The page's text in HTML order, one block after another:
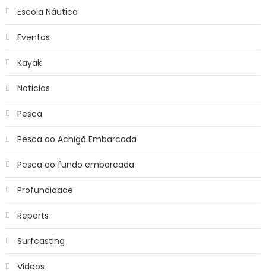
Escola Náutica
Eventos
Kayak
Noticias
Pesca
Pesca ao Achigã Embarcada
Pesca ao fundo embarcada
Profundidade
Reports
Surfcasting
Videos